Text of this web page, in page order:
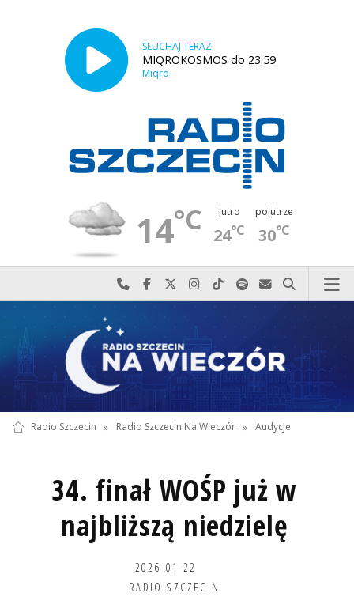
SŁUCHAJ TERAZ
MIQROKOSMOS do 23:59
Miqro
14°C jutro
24°C
pojutrze
30°C
Najlepiej po prostu do nas zadzwoń
Odwiedź nas na Facebook-u
Odwiedź nas na X
Odwiedź nas na Instagram-ie
Odwiedź nas na TikTok-u
Szukaj nas na Spotify
Wyślij do nas
Szukaj
Radio Szczecin » Radio Szczecin Na Wieczór » Audycje
34. finał WOŚP już w
najbliższą niedzielę
2026-01-22
RADIO SZCZECIN